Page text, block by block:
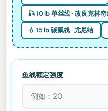
🎣 10 lb 单丝线 · 改良克林
💧 15 lb 碳氟线 · 尤尼结
鱼线额定强度